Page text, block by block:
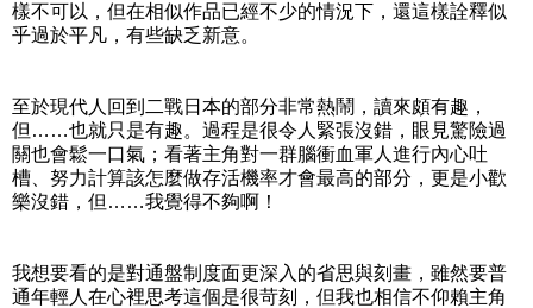
樣不可以，但在相似作品已經不少的情況下，還這樣詮釋似
乎過於平凡，有些缺乏新意。
至於現代人回到二戰日本的部分非常熱鬧，讀來頗有趣，
但……也就只是有趣。過程是很令人緊張沒錯，眼見驚險過
關也會鬆一口氣；看著主角對一群腦衝血軍人進行內心吐
槽、努力計算該怎麼做存活機率才會最高的部分，更是小歡
樂沒錯，但……我覺得不夠啊！
我想要看的是對通盤制度面更深入的省思與刻畫，雖然要普
通年輕人在心裡思考這個是很苛刻，但我也相信不仰賴主角